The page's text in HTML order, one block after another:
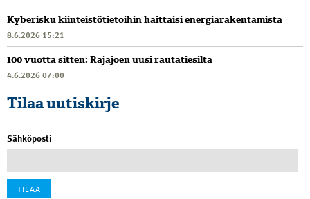
Kyberisku kiinteistötietoihin haittaisi energiarakentamista
8.6.2026 15:21
100 vuotta sitten: Rajajoen uusi rautatiesilta
4.6.2026 07:00
Tilaa uutiskirje
Sähköposti